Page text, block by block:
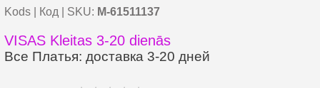
Kods | Код | SKU: M-61511137
VISAS Kleitas 3-20 dienās
Все Платья: доставка 3-20 дней